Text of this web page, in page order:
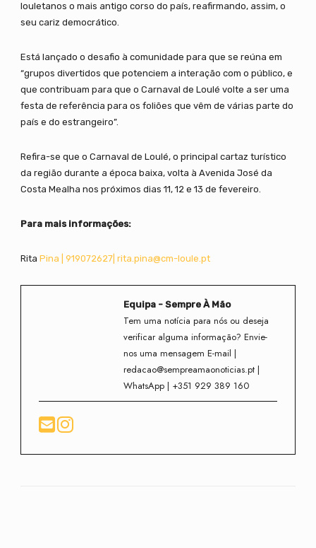
louletanos o mais antigo corso do país, reafirmando, assim, o
seu cariz democrático.
Está lançado o desafio à comunidade para que se reúna em
“grupos divertidos que potenciem a interação com o público, e
que contribuam para que o Carnaval de Loulé volte a ser uma
festa de referência para os foliões que vêm de várias parte do
país e do estrangeiro”.
Refira-se que o Carnaval de Loulé, o principal cartaz turístico
da região durante a época baixa, volta à Avenida José da
Costa Mealha nos próximos dias 11, 12 e 13 de fevereiro.
Para mais informações:
Rita Pina | 919072627| rita.pina@cm-loule.pt
Equipa - Sempre À Mão
Tem uma notícia para nós ou deseja
verificar alguma informação? Envie-
nos uma mensagem E-mail |
redacao@sempreamaonoticias.pt |
WhatsApp | +351 929 389 160